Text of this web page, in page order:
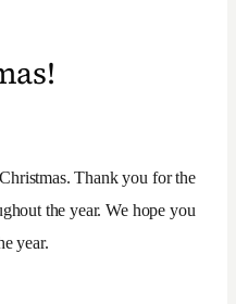
Thank you for the
the year. We hope you
year.